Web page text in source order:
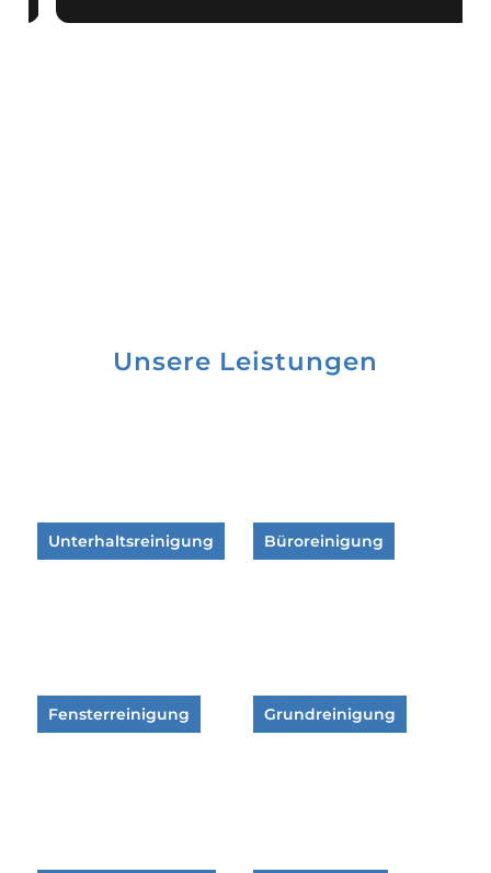
Unsere Leistungen
Unterhaltsreinigung Büroreinigung
Fensterreinigung Grundreinigung